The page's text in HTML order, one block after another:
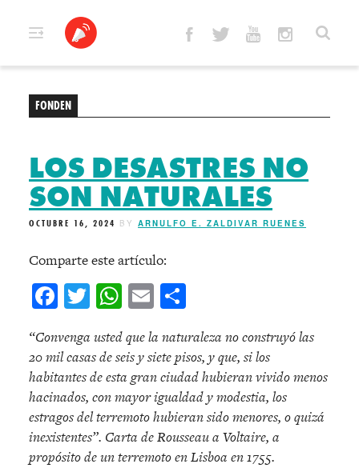
FONDEN
LOS DESASTRES NO
SON NATURALES
OCTUBRE 16, 2024 BY ARNULFO E. ZALDIVAR RUENES
Comparte este artículo:
Facebook
Twitter
WhatsApp
Email
“Convenga usted que la naturaleza no construyó las
20 mil casas de seis y siete pisos, y que, si los
habitantes de esta gran ciudad hubieran vivido menos
hacinados, con mayor igualdad y modestia, los
estragos del terremoto hubieran sido menores, o quizá
inexistentes”. Carta de Rousseau a Voltaire, a
propósito de un terremoto en Lisboa en 1755.